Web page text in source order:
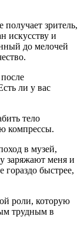
получает зритель,
искусству и
до мелочей
ли у вас
тело
компрессы.
в музей,
заряжают меня и
гораздо быстрее,
роли, которую
трудным в